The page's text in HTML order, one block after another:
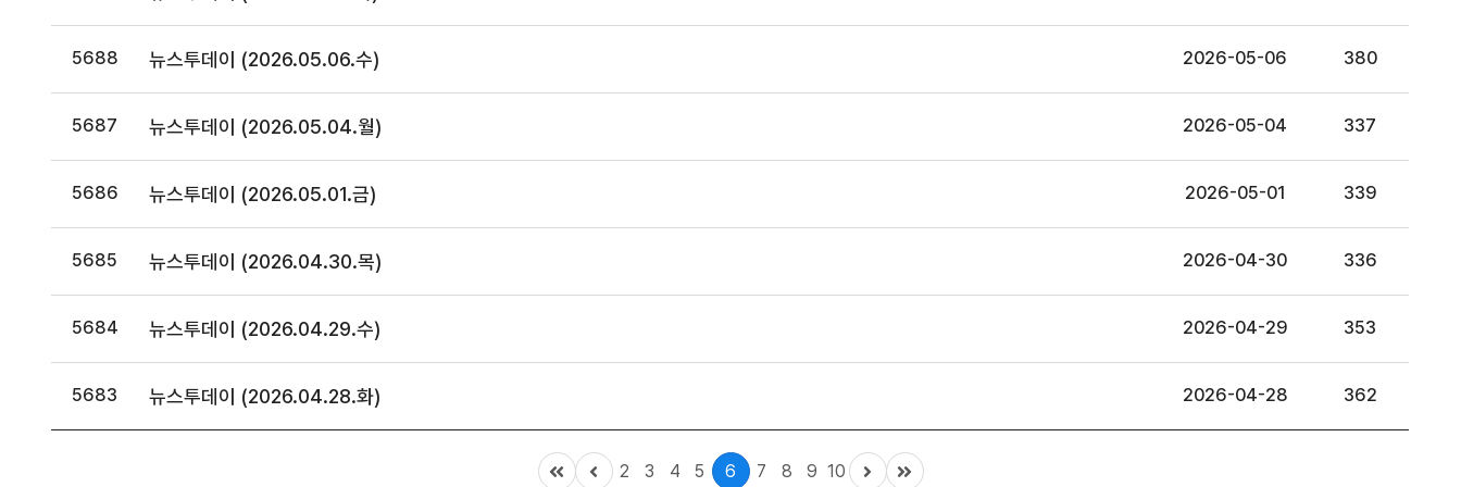
5688 뉴스투데이 (2026.05.06.수) 2026-05-06 380
5687 뉴스투데이 (2026.05.04.월) 2026-05-04 337
5686 뉴스투데이 (2026.05.01.금) 2026-05-01 339
5685 뉴스투데이 (2026.04.30.목) 2026-04-30 336
5684 뉴스투데이 (2026.04.29.수) 2026-04-29 353
5683 뉴스투데이 (2026.04.28.화) 2026-04-28 362
2 3 4 5 6 7 8 9 10